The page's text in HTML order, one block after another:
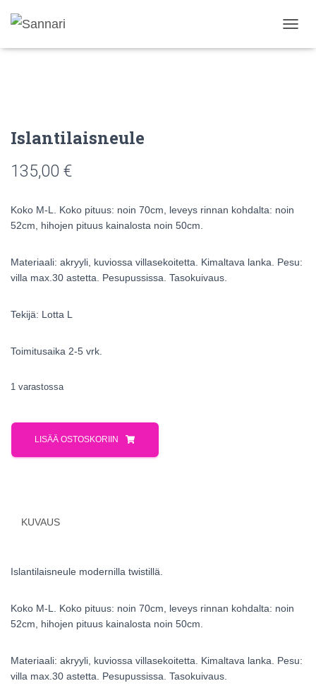
A
L
P
Islantilaisneule
135,00 €
Koko M-L. Koko pituus: noin 70cm, leveys rinnan kohdalta: noin
52cm, hihojen pituus kainalosta noin 50cm.
Materiaali: akryyli, kuviossa villasekoitetta. Kimaltava lanka. Pesu:
villa max.30 astetta. Pesupussissa. Tasokuivaus.
Tekijä: Lotta L
Toimitusaika 2-5 vrk.
1 varastossa
LISÄÄ OSTOSKORIIN
KUVAUS
Islantilaisneule modernilla twistillä.
Koko M-L. Koko pituus: noin 70cm, leveys rinnan kohdalta: noin
52cm, hihojen pituus kainalosta noin 50cm.
Materiaali: akryyli, kuviossa villasekoitetta. Kimaltava lanka. Pesu:
villa max.30 astetta. Pesupussissa. Tasokuivaus.